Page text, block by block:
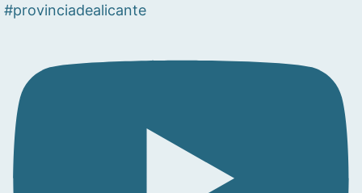
#provinciadealicante